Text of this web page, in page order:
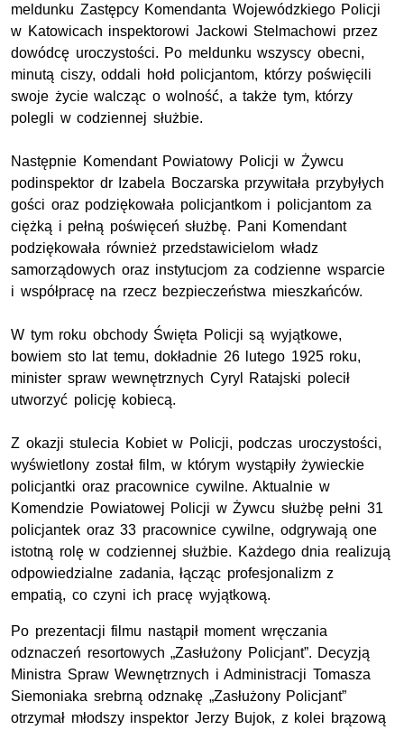
meldunku Zastępcy Komendanta Wojewódzkiego Policji
w Katowicach inspektorowi Jackowi Stelmachowi przez
dowódcę uroczystości. Po meldunku wszyscy obecni,
minutą ciszy, oddali hołd policjantom, którzy poświęcili
swoje życie walcząc o wolność, a także tym, którzy
polegli w codziennej służbie.
Następnie Komendant Powiatowy Policji w Żywcu
podinspektor dr Izabela Boczarska przywitała przybyłych
gości oraz podziękowała policjantkom i policjantom za
ciężką i pełną poświęceń służbę. Pani Komendant
podziękowała również przedstawicielom władz
samorządowych oraz instytucjom za codzienne wsparcie
i współpracę na rzecz bezpieczeństwa mieszkańców.
W tym roku obchody Święta Policji są wyjątkowe,
bowiem sto lat temu, dokładnie 26 lutego 1925 roku,
minister spraw wewnętrznych Cyryl Ratajski polecił
utworzyć policję kobiecą.
Z okazji stulecia Kobiet w Policji, podczas uroczystości,
wyświetlony został film, w którym wystąpiły żywieckie
policjantki oraz pracownice cywilne. Aktualnie w
Komendzie Powiatowej Policji w Żywcu służbę pełni 31
policjantek oraz 33 pracownice cywilne, odgrywają one
istotną rolę w codziennej służbie. Każdego dnia realizują
odpowiedzialne zadania, łącząc profesjonalizm z
empatią, co czyni ich pracę wyjątkową.
Po prezentacji filmu nastąpił moment wręczania
odznaczeń resortowych „Zasłużony Policjant”. Decyzją
Ministra Spraw Wewnętrznych i Administracji Tomasza
Siemoniaka srebrną odznakę „Zasłużony Policjant”
otrzymał młodszy inspektor Jerzy Bujok, z kolei brązową